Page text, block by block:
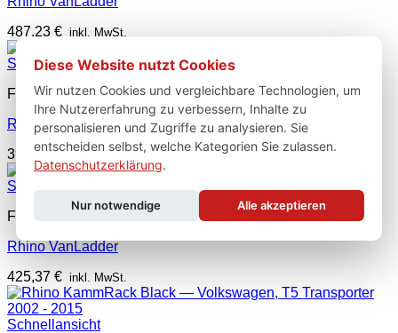
487,23 € inkl. MwSt.
Schnellansicht
Fahrzeugausstattung
Rhino VanLadder
394,43€ inkl. MwSt.
Schnellansicht
Fahrzeugausstattung
Rhino VanLadder
425,37 € inkl. MwSt.
Schnellansicht
Diese Website nutzt Cookies
Wir nutzen Cookies und vergleichbare Technologien, um
Ihre Nutzererfahrung zu verbessern, Inhalte zu
personalisieren und Zugriffe zu analysieren. Sie
entscheiden selbst, welche Kategorien Sie zulassen.
Datenschutzerklärung.
Nur notwendige Alle akzeptieren